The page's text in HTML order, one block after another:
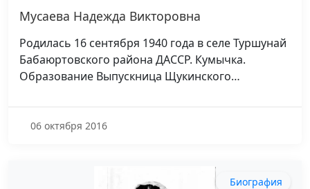
Мусаева Надежда Викторовна
Родилась 16 сентября 1940 года в селе Туршунай
Бабаюртовского района ДАССР. Кумычка.
Образование Выпускница Щукинского…
06 октября 2016
Биография